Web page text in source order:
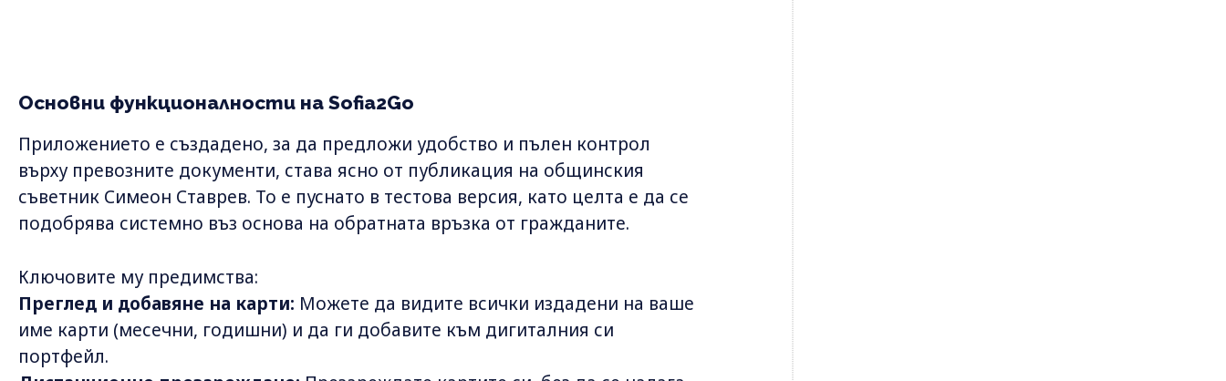
Основни функционалности на Sofia2Go
Приложението е създадено, за да предложи удобство и пълен контрол
върху превозните документи, става ясно от публикация на общинския
съветник Симеон Ставрев. То е пуснато в тестова версия, като целта е да се
подобрява системно въз основа на обратната връзка от гражданите.
Ключовите му предимства:
Преглед и добавяне на карти: Можете да видите всички издадени на ваше
име карти (месечни, годишни) и да ги добавите към дигиталния си
портфейл.